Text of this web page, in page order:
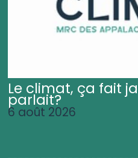
Le climat, ça fait
parlait?
6 août 2026